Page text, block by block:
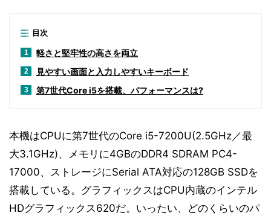
目次
1 軽さと堅牢性の高さを両立
2 見やすい画面と入力しやすいキーボード
3 第7世代Core i5を搭載、パフォーマンスは?
本機はCPUに第7世代のCore i5-7200U(2.5GHz／最
大3.1GHz)、メモリに4GBのDDR4 SDRAM PC4-
17000、ストレージにSerial ATA対応の128GB SSDを
搭載している。グラフィックスはCPU内蔵のインテル
HDグラフィックス620だ。いったい、どのくらいのパ